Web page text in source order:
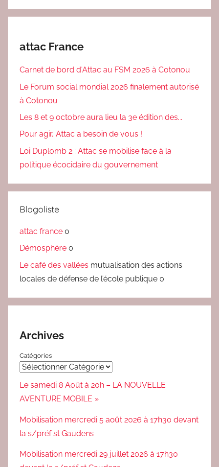
F
r
s
i
s
e
r
e
o
m
n
g
e
s
attac France
Carnet de bord d'Attac au FSM 2026 à Cotonou
Le Forum social mondial 2026 finalement autorisé
à Cotonou
Les 8 et 9 octobre aura lieu la 3e édition des...
Pour agir, Attac a besoin de vous !
Loi Duplomb 2 : Attac se mobilise face à la
politique écocidaire du gouvernement
Blogoliste
attac france 0
Démosphère 0
Le café des vallées mutualisation des actions
locales de défense de l’école publique 0
Archives
Catégories
Le samedi 8 Août à 20h – LA NOUVELLE
AVENTURE MOBILE »
Mobilisation mercredi 5 août 2026 à 17h30 devant
la s/préf st Gaudens
Mobilisation mercredi 29 juillet 2026 à 17h30